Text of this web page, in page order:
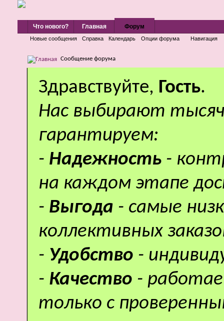
Что нового? Главная Форум
Новые сообщения Справка Календарь Опции форума Навигация
Сообщение форума
Здравствуйте, Гость.
Нас выбирают
гарантируем:
- Надежность -
на каждом этапе
- Выгода - самые
коллективных
- Удобство -
- Качество -
только с